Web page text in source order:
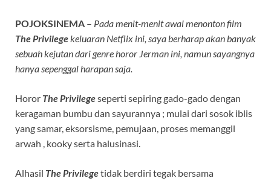
POJOKSINEMA – Pada menit-menit awal menonton film
The Privilege keluaran Netflix ini, saya berharap akan banyak
sebuah kejutan dari genre horor Jerman ini, namun sayangnya
hanya sepenggal harapan saja.
Horor The Privilegeseperti sepiring gado-gado dengan
keragaman bumbu dan sayurannya ; mulai dari sosok iblis
yang samar, eksorsisme, pemujaan, proses memanggil
arwah , kooky serta halusinasi.
Alhasil The Privilegetidak berdiri tegak bersama